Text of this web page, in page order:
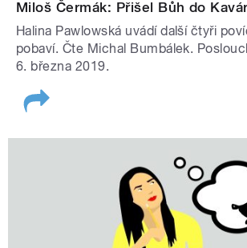
Miloš Čermák: Přišel Bůh do
Halina Pawlowská uvádí další čtyři
pobaví. Čte Michal Bumbálek.
6. března 2019.